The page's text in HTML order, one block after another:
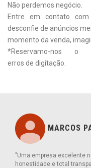
Não perdemos negócio.
Entre em contato com
desconfie de anúncios
momento da venda,
*Reservamo-nos
erros de digitação.
MARCOS
"Uma empresa excelente
honestidade e total